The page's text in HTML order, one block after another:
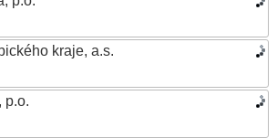
kraje, a.s.
p.o.